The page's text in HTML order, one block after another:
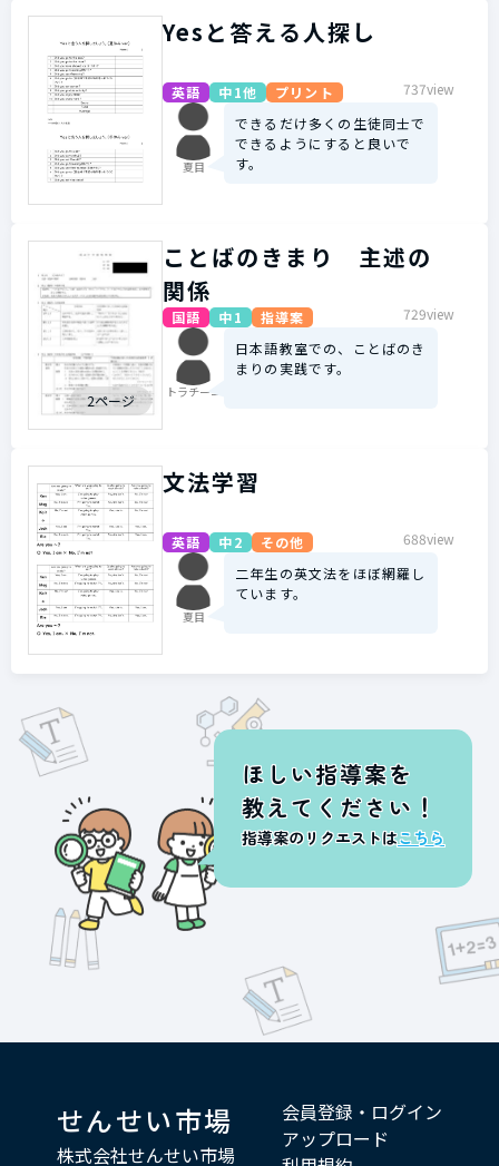
Yesと答える人探し
英語 中1他 プリント 737view
夏目
できるだけ多くの生徒同士で
できるようにすると良いで
す。
2ページ
ことばのきまり 主述の
関係
国語 中1 指導案 729view
トラチーニ
日本語教室での、ことばのき
まりの実践です。
文法学習
英語 中2 その他 688view
夏目
二年生の英文法をほぼ網羅し
ています。
ほしい指導案を
教えてください！
指導案のリクエストはこちら
せんせい市場
株式会社せんせい市場
会員登録・ログイン
アップロード